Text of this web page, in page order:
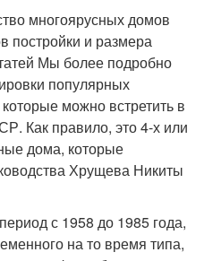
многоярусных домов
постройки и размера
Мы более подробно
популярных
можно встретить в
Как правило, это 4-х или
дома, которые
Хрущева Никиты
с 1958 до 1985 года,
на то время типа,